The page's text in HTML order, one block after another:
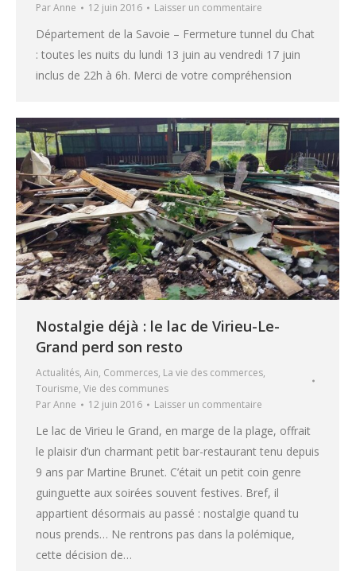
ParAnne 12 juin 2016 Laisser un commentaire
Département de la Savoie – Fermeture tunnel du Chat
: toutes les nuits du lundi 13 juin au vendredi 17 juin
inclus de 22h à 6h. Merci de votre compréhension
Nostalgie déjà : le lac de Virieu-Le-
Grand perd son resto
Actualités, Ain, Commerces, La vie des commerces,
Tourisme, Vie des communes
ParAnne 12 juin 2016 Laisser un commentaire
Le lac de Virieu le Grand, en marge de la plage, offrait
le plaisir d’un charmant petit bar-restaurant tenu depuis
9 ans par Martine Brunet. C’était un petit coin genre
guinguette aux soirées souvent festives. Bref, il
appartient désormais au passé : nostalgie quand tu
nous prends… Ne rentrons pas dans la polémique,
cette décision de…